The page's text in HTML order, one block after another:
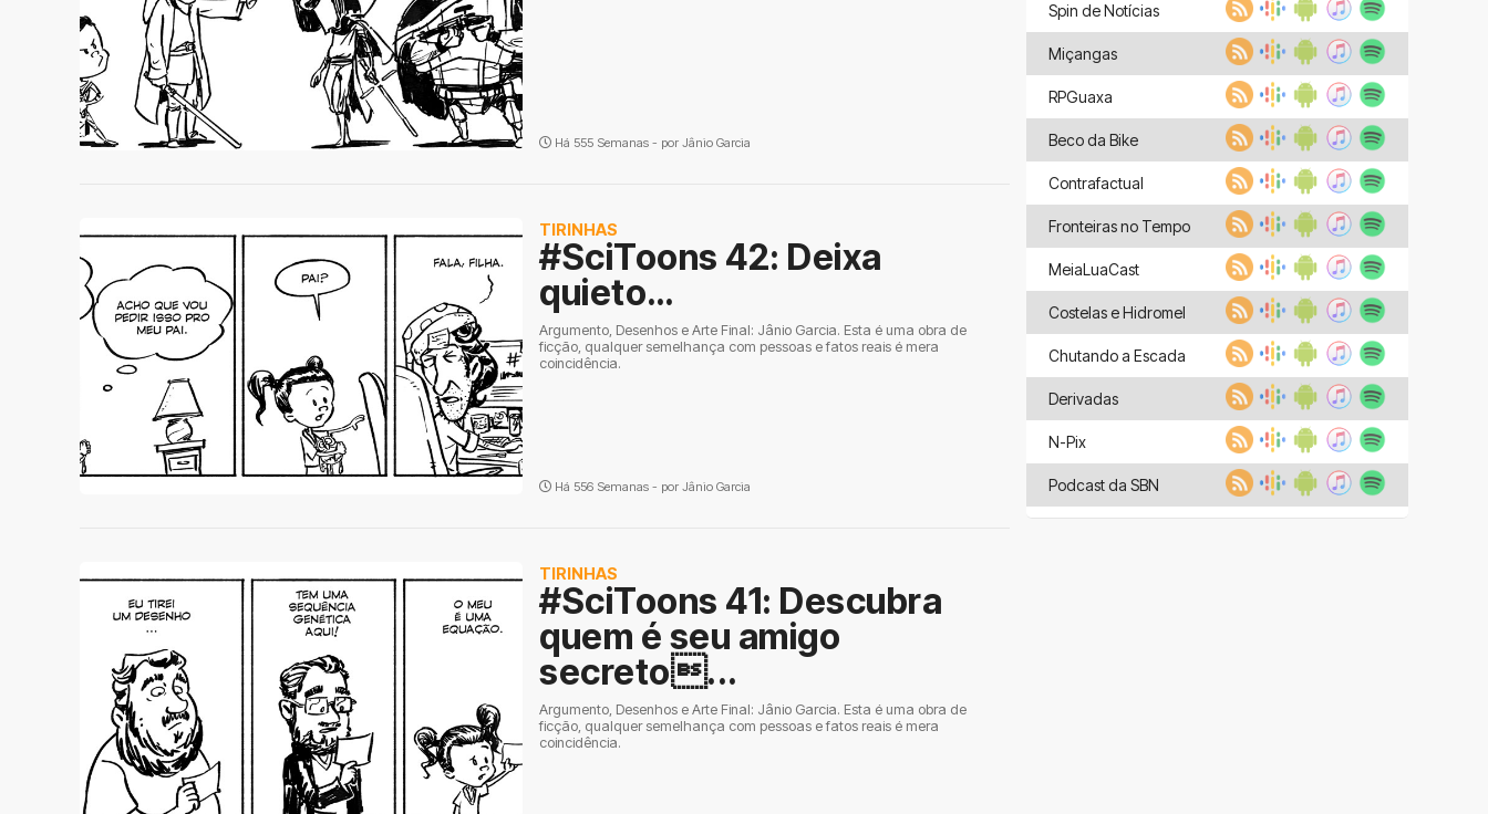
Há 555 Semanas - por Jânio Garcia
TIRINHAS
#SciToons 42: Deixa
quieto…
Argumento, Desenhos e Arte Final: Jânio Garcia. Esta é uma obra de
ficção, qualquer semelhança com pessoas e fatos reais é mera
coincidência.
Há 556 Semanas - por Jânio Garcia
TIRINHAS
#SciToons 41: Descubra
quem é seu amigo
secreto...
Argumento, Desenhos e Arte Final: Jânio Garcia. Esta é uma obra de
ficção, qualquer semelhança com pessoas e fatos reais é mera
coincidência.
Spin de Notícias
Miçangas
RPGuaxa
Beco da Bike
Contrafactual
Fronteiras no Tempo
MeiaLuaCast
Costelas e Hidromel
Chutando a Escada
Derivadas
N-Pix
Podcast da SBN